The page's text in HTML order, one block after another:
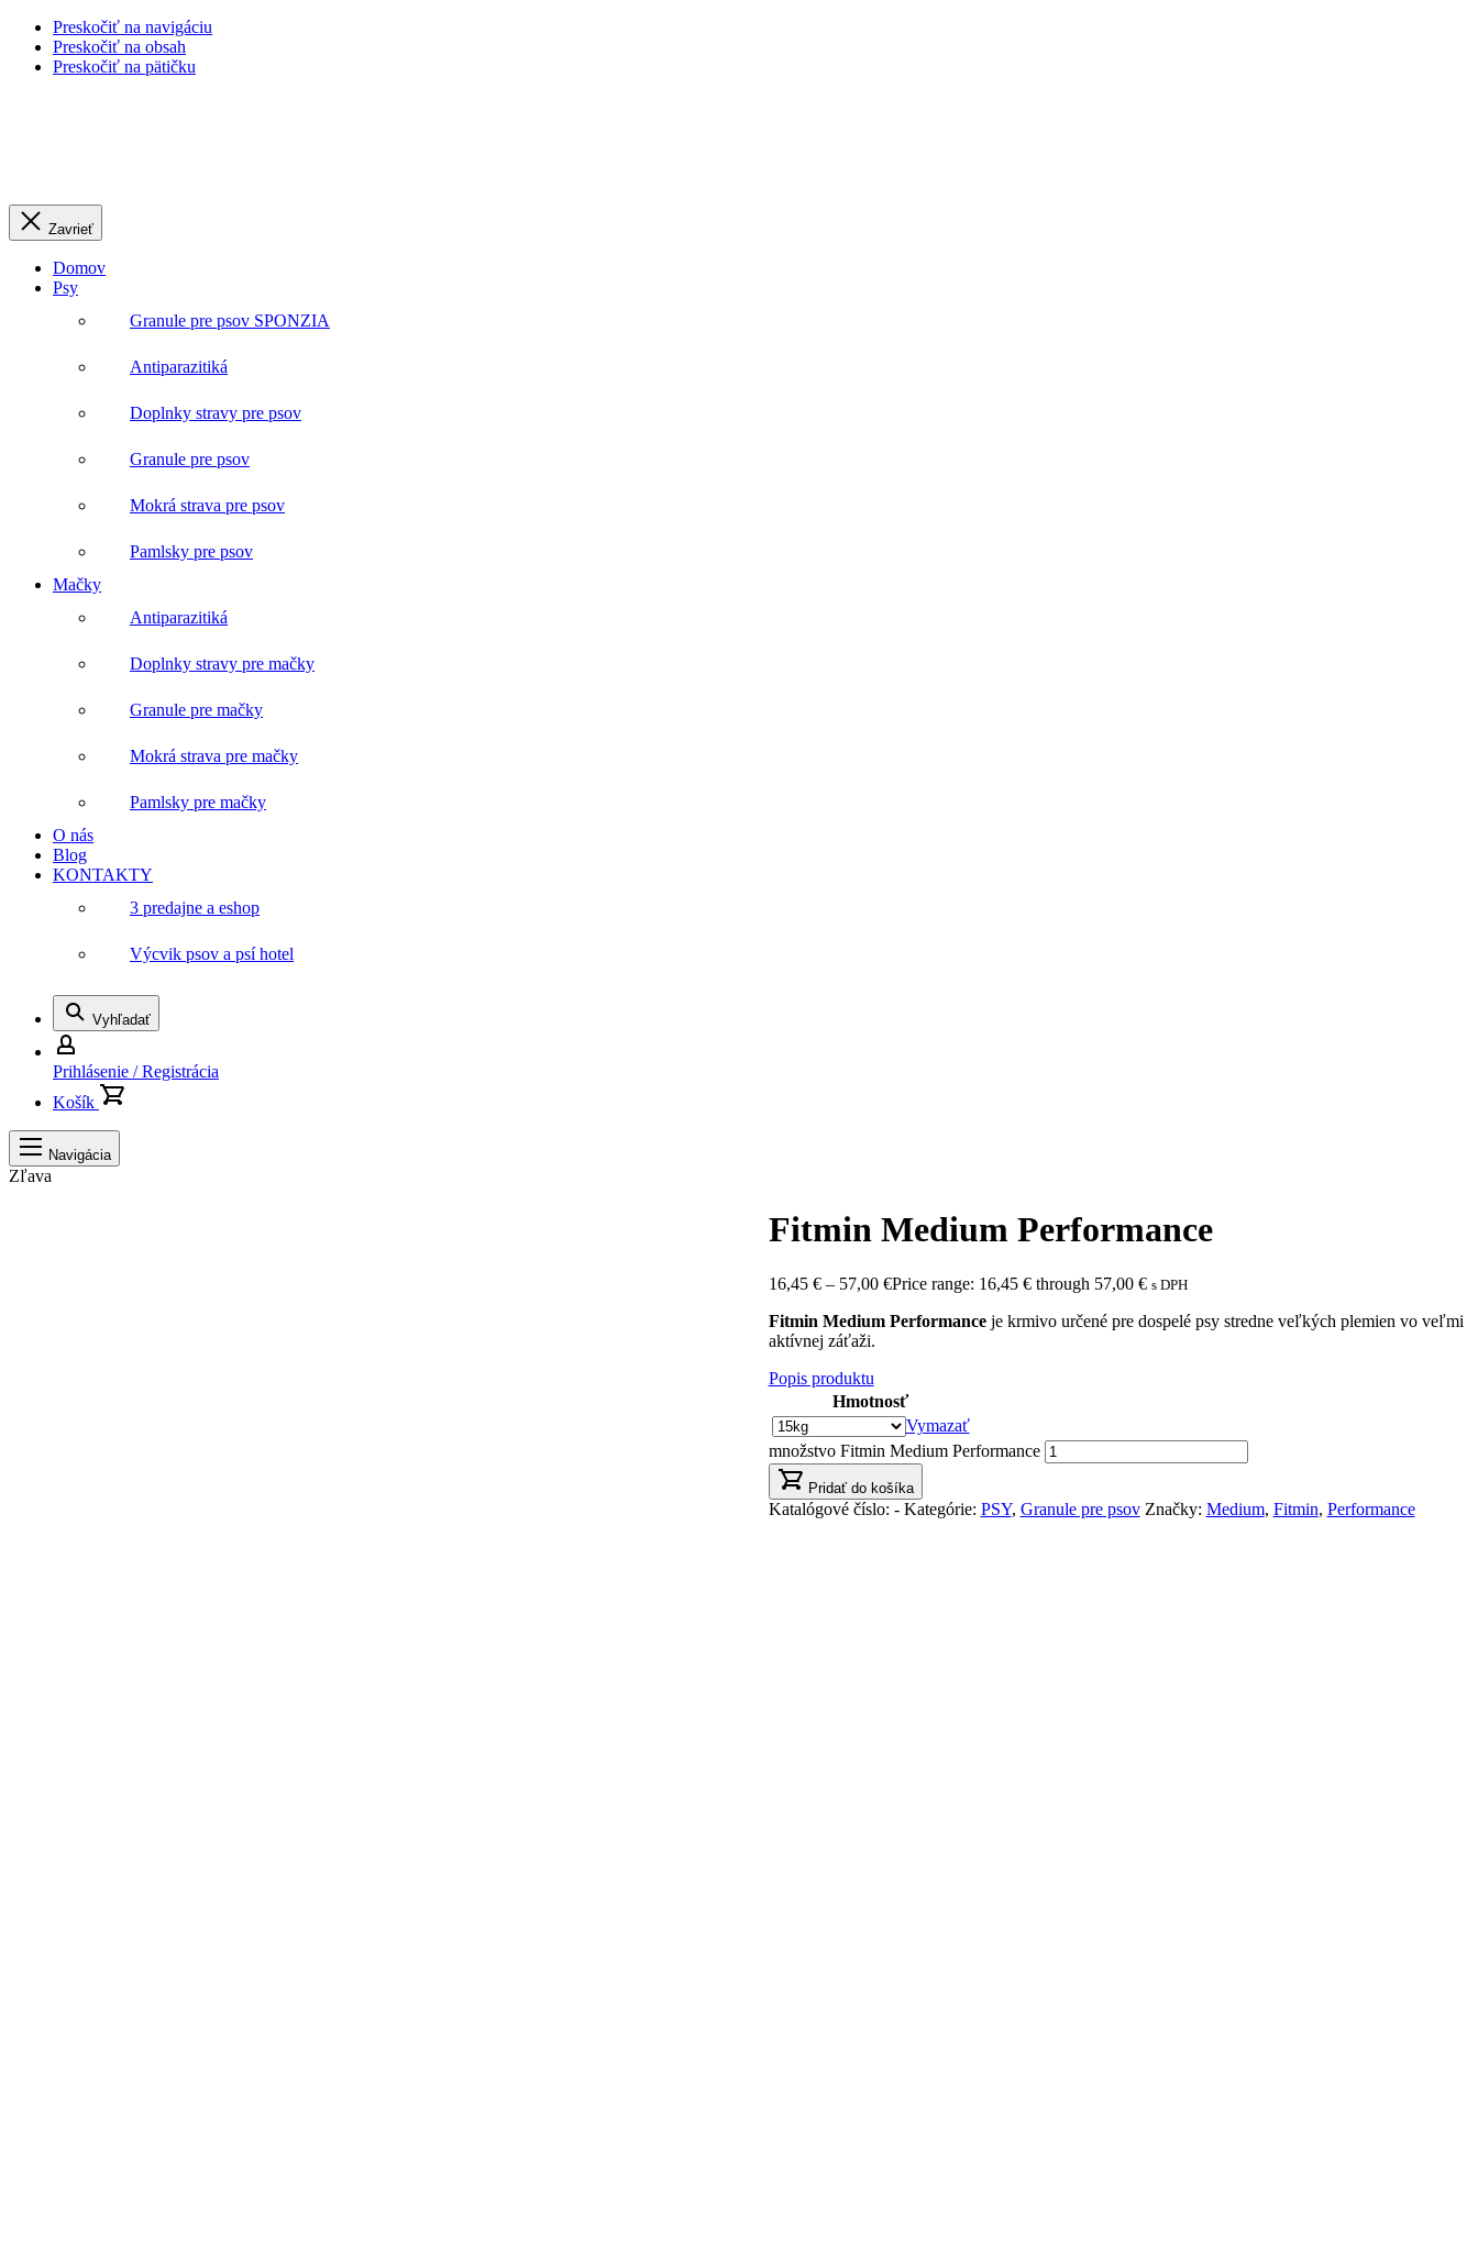
Preskočiť na navigáciu
Preskočiť na obsah
Preskočiť na pätičku
Zavrieť
Domov
Psy
Granule pre psov SPONZIA
Antiparazitiká
Doplnky stravy pre psov
Granule pre psov
Mokrá strava pre psov
Pamlsky pre psov
Mačky
Antiparazitiká
Doplnky stravy pre mačky
Granule pre mačky
Mokrá strava pre mačky
Pamlsky pre mačky
O nás
Blog
KONTAKTY
3 predajne a eshop
Výcvik psov a psí hotel
Vyhľadať
Prihlásenie / Registrácia
Košík
Navigácia
Zľava
Fitmin Medium Performance
16,45 € – 57,00 €Price range: 16,45 € through 57,00 € s DPH
Fitmin Medium Performanceje krmivo určené pre dospelé psy stredne veľkých plemien vo veľmi
aktívnej záťaži.
Popis produktu
Hmotnosť
Vymazať
množstvo Fitmin Medium Performance
Pridať do košíka
Katalógové číslo: - Kategórie: PSY, Granule pre psov Značky: Medium, Fitmin, Performance